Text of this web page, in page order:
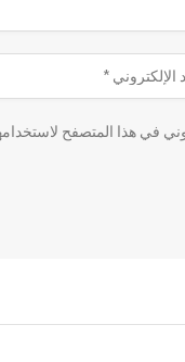
في هذا المتصفح